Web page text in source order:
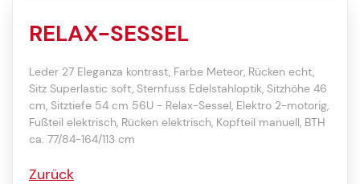
RELAX-SESSEL
Leder 27 Eleganza kontrast, Farbe Meteor, Rücken echt,
Sitz Superlastic soft, Sternfuss Edelstahloptik, Sitzhöhe 46
cm, Sitztiefe 54 cm 56U - Relax-Sessel, Elektro 2-motorig,
Fußteil elektrisch, Rücken elektrisch, Kopfteil manuell, BTH
ca. 77/84-164/113 cm
Zurück